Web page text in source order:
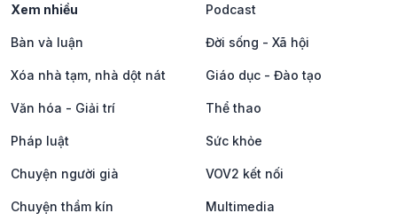
Xem nhiều Podcast
Bàn và luận Đời sống - Xã hội
Xóa nhà tạm, nhà dột nát Giáo dục - Đào tạo
Văn hóa - Giải trí Thể thao
Pháp luật Sức khỏe
Chuyện người già VOV2 kết nối
Chuyện thầm kín Multimedia